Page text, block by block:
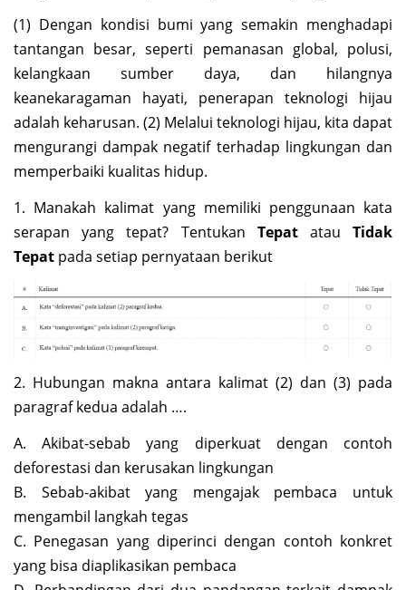
(1) Dengan kondisi bumi yang semakin menghadapi
tantangan besar, seperti pemanasan global, polusi,
kelangkaan sumber daya, dan hilangnya
keanekaragaman hayati, penerapan teknologi hijau
adalah keharusan. (2) Melalui teknologi hijau, kita dapat
mengurangi dampak negatif terhadap lingkungan dan
memperbaiki kualitas hidup.
1. Manakah kalimat yang memiliki penggunaan kata
serapan yang tepat? Tentukan TepatatauTidak
Tepat pada setiap pernyataan berikut
2. Hubungan makna antara kalimat (2) dan (3) pada
paragraf kedua adalah ….
A. Akibat-sebab yang diperkuat dengan contoh
deforestasi dan kerusakan lingkungan
B. Sebab-akibat yang mengajak pembaca untuk
mengambil langkah tegas
C. Penegasan yang diperinci dengan contoh konkret
yang bisa diaplikasikan pembaca